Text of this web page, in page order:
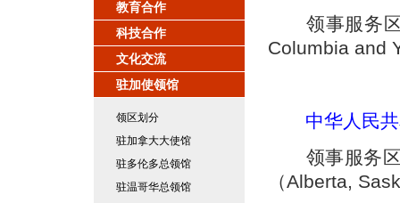
教育合作
科技合作
文化交流
驻加使领馆
领区划分
驻加拿大大使馆
驻多伦多总领馆
驻温哥华总领馆
领事服务区
Columbia and
中华人民
领事服务区
（Alberta,